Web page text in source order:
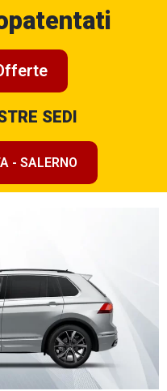
SEDI
- SALERNO